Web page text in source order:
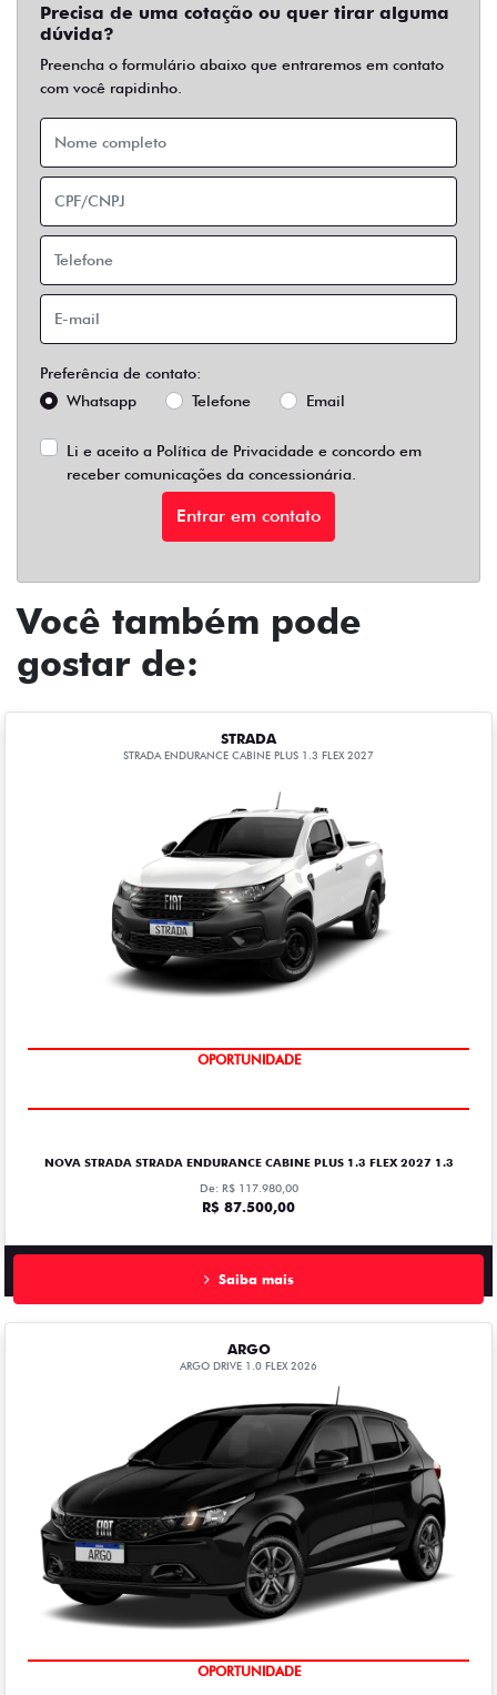
Precisa de uma cotação ou quer tirar alguma
dúvida?
Preencha o formulário abaixo que entraremos em contato
com você rapidinho.
Preferência de contato:
Whatsapp
Telefone Email
Li e aceito a Política de Privacidade e concordo em
receber comunicações da concessionária.
Entrar em contato
Você também pode
gostar de:
STRADA
STRADA ENDURANCE CABINE PLUS 1.3 FLEX 2027
OPORTUNIDADE
NOVA STRADA STRADA ENDURANCE CABINE PLUS 1.3 FLEX 2027 1.3
De: R$ 117.980,00
R$ 87.500,00
Saiba mais
ARGO
ARGO DRIVE 1.0 FLEX 2026
OPORTUNIDADE